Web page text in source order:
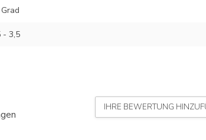
- 3,5
IHRE BEWERTUNG